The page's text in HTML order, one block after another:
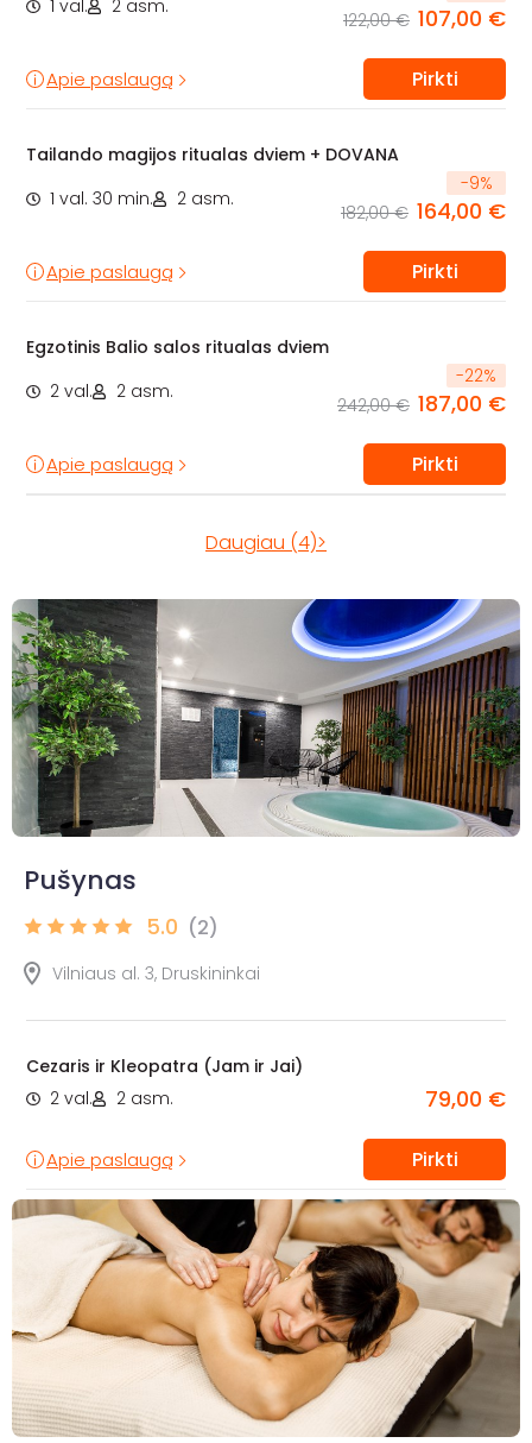
1 val.
2 asm.
122,00 € 107,00 €
Apie paslaugą Pirkti
Tailando magijos ritualas dviem + DOVANA
1 val. 30 min.
2 asm.
-9%
182,00 € 164,00 €
Apie paslaugą Pirkti
Egzotinis Balio salos ritualas dviem
2 val.
2 asm.
-22%
242,00 € 187,00 €
Apie paslaugą Pirkti
Daugiau (4)>
Pušynas
5.0 (2)
Vilniaus al. 3, Druskininkai
Cezaris ir Kleopatra (Jam ir Jai)
2 val.
2 asm. 79,00 €
Apie paslaugą Pirkti